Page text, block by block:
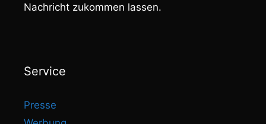
Nachricht zukommen lassen.
Service
Presse